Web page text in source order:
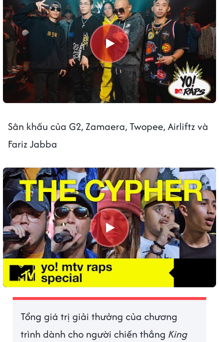
Sân khấu của G2, Zamaera, Twopee, Airliftz và
Fariz Jabba
Tổng giá trị giải thưởng của chương
trình dành cho người chiến thắng King